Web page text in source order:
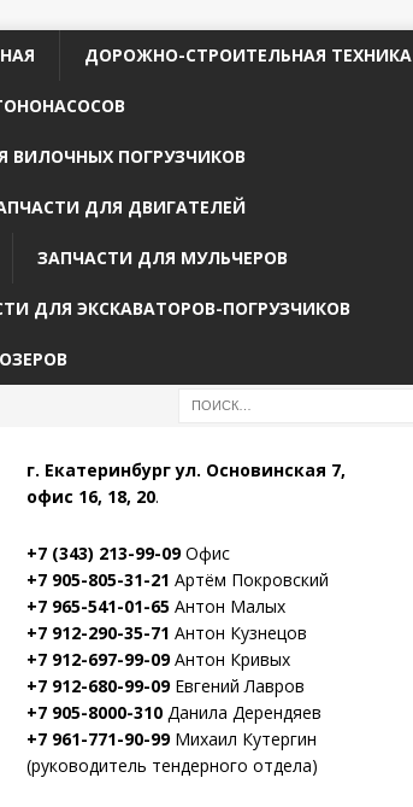
ДОРОЖНО-СТРОИТЕЛЬНАЯ ТЕХНИКА
ВИЛОЧНЫХ ПОГРУЗЧИКОВ
ДЛЯ ДВИГАТЕЛЕЙ
ЗАПЧАСТИ ДЛЯ МУЛЬЧЕРОВ
ДЛЯ ЭКСКАВАТОРОВ-ПОГРУЗЧИКОВ
г. Екатеринбург ул. Основинская 7,
офис 16, 18, 20.
+7 (343) 213-99-09Офис
+7 905-805-31-21 Артём Покровский
+7 965-541-01-65Антон Малых
+7 912-290-35-71 Антон Кузнецов
+7 912-697-99-09Антон Кривых
+7 912-680-99-09Евгений Лавров
+7 905-8000-310Данила Дерендяев
+7 961-771-90-99Михаил Кутергин
(руководитель тендерного отдела)